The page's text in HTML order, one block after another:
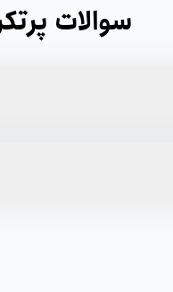
سوالات